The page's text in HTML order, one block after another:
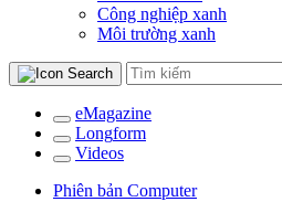
Công nghiệp xanh
Môi trường xanh
eMagazine
Longform
Videos
Phiên bản Computer